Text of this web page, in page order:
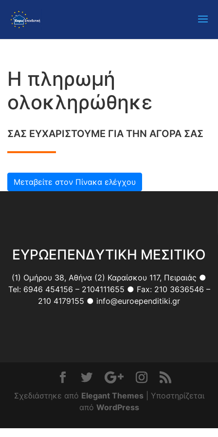
Η πληρωμή
ολοκληρώθηκε
ΣΑΣ ΕΥΧΑΡΙΣΤΟΎΜΕ ΓΙΑ ΤΗΝ ΑΓΟΡΆ ΣΑΣ
Μεταβείτε στον Πίνακα ελέγχου
ΕΥΡΩΕΠΕΝΔΥΤΙΚΗ ΜΕΣΙΤΙΚΟ
(1) Ομήρου 38, Αθήνα (2) Καραίσκου 117, Πειραιάς ●
Tel: 6946 454156 – 2104111655 ● Fax: 210 3636546 –
210 4179155 ● info@euroependitiki.gr
Σχεδιάστηκε από Elegant Themes| Υποστηρίζεται
από WordPress